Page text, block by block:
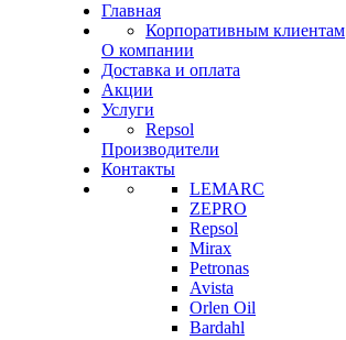
Главная
Корпоративным клиентам
О компании
Доставка и оплата
Акции
Услуги
Repsol
Производители
Контакты
LEMARC
ZEPRO
Repsol
Mirax
Petronas
Avista
Orlen Oil
Bardahl